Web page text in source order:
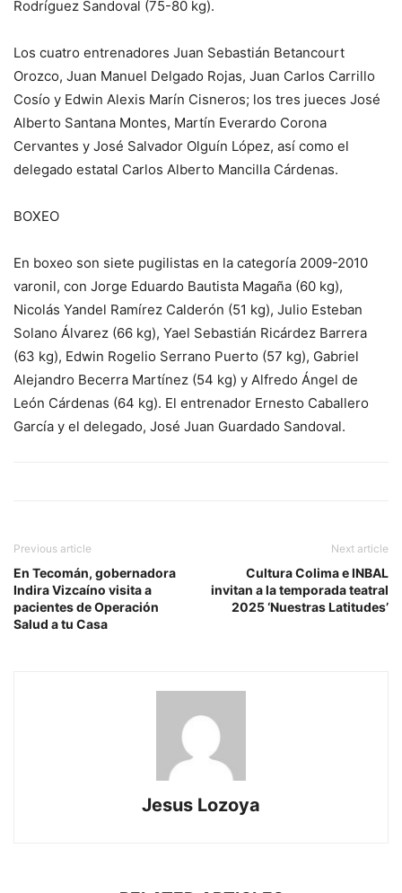
Rodríguez Sandoval (75-80 kg).
Los cuatro entrenadores Juan Sebastián Betancourt
Orozco, Juan Manuel Delgado Rojas, Juan Carlos Carrillo
Cosío y Edwin Alexis Marín Cisneros; los tres jueces José
Alberto Santana Montes, Martín Everardo Corona
Cervantes y José Salvador Olguín López, así como el
delegado estatal Carlos Alberto Mancilla Cárdenas.
BOXEO
En boxeo son siete pugilistas en la categoría 2009-2010
varonil, con Jorge Eduardo Bautista Magaña (60 kg),
Nicolás Yandel Ramírez Calderón (51 kg), Julio Esteban
Solano Álvarez (66 kg), Yael Sebastián Ricárdez Barrera
(63 kg), Edwin Rogelio Serrano Puerto (57 kg), Gabriel
Alejandro Becerra Martínez (54 kg) y Alfredo Ángel de
León Cárdenas (64 kg). El entrenador Ernesto Caballero
García y el delegado, José Juan Guardado Sandoval.
Previous article
En Tecomán, gobernadora
Indira Vizcaíno visita a
pacientes de Operación
Salud a tu Casa
Next article
Cultura Colima e INBAL
invitan a la temporada teatral
2025 ‘Nuestras Latitudes’
Jesus Lozoya